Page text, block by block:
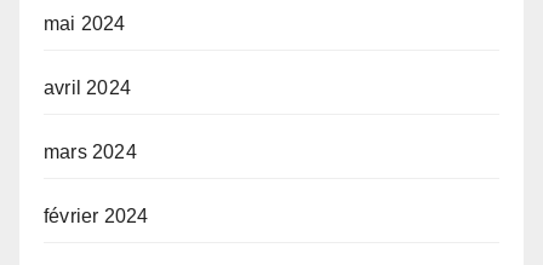
mai 2024
avril 2024
mars 2024
février 2024